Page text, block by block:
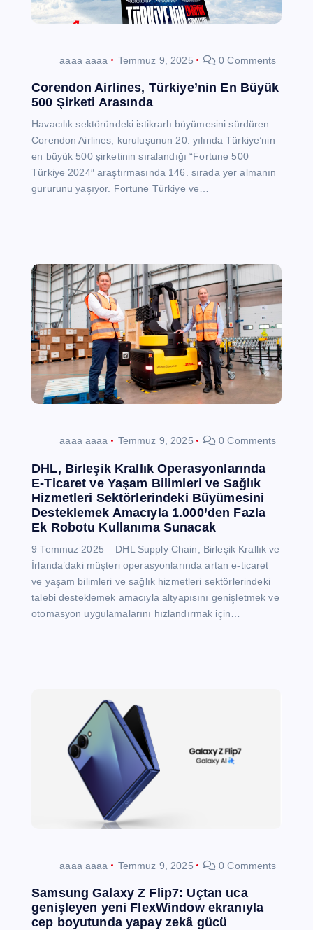
aaaa aaaa Temmuz 9, 2025 0 Comments
Corendon Airlines, Türkiye’nin En Büyük
500 Şirketi Arasında
Havacılık sektöründeki istikrarlı büyümesini sürdüren
Corendon Airlines, kuruluşunun 20. yılında Türkiye’nin
en büyük 500 şirketinin sıralandığı “Fortune 500
Türkiye 2024″ araştırmasında 146. sırada yer almanın
gururunu yaşıyor. Fortune Türkiye ve…
aaaa aaaa Temmuz 9, 2025 0 Comments
DHL, Birleşik Krallık Operasyonlarında
E-Ticaret ve Yaşam Bilimleri ve Sağlık
Hizmetleri Sektörlerindeki Büyümesini
Desteklemek Amacıyla 1.000’den Fazla
Ek Robotu Kullanıma Sunacak
9 Temmuz 2025 – DHL Supply Chain, Birleşik Krallık ve
İrlanda’daki müşteri operasyonlarında artan e-ticaret
ve yaşam bilimleri ve sağlık hizmetleri sektörlerindeki
talebi desteklemek amacıyla altyapısını genişletmek ve
otomasyon uygulamalarını hızlandırmak için…
aaaa aaaa Temmuz 9, 2025 0 Comments
Samsung Galaxy Z Flip7: Uçtan uca
genişleyen yeni FlexWindow ekranıyla
cep boyutunda yapay zekâ gücü